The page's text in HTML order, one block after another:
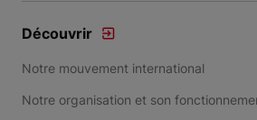
Découvrir
Notre mouvement international
Notre organisation et son